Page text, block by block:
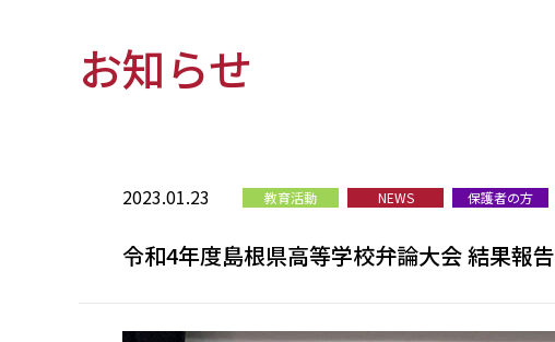
お知らせ
2023.01.23 教育活動 NEWS 保護者の方
令和4年度島根県高等学校弁論大会 結果報告